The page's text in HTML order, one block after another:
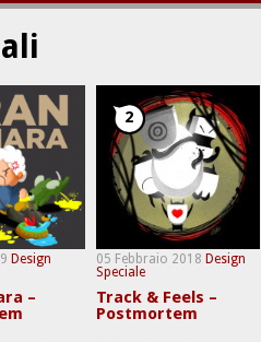
Design
–
05 Febbraio 2018 Design
Speciale
2
Track & Feels –
Postmortem